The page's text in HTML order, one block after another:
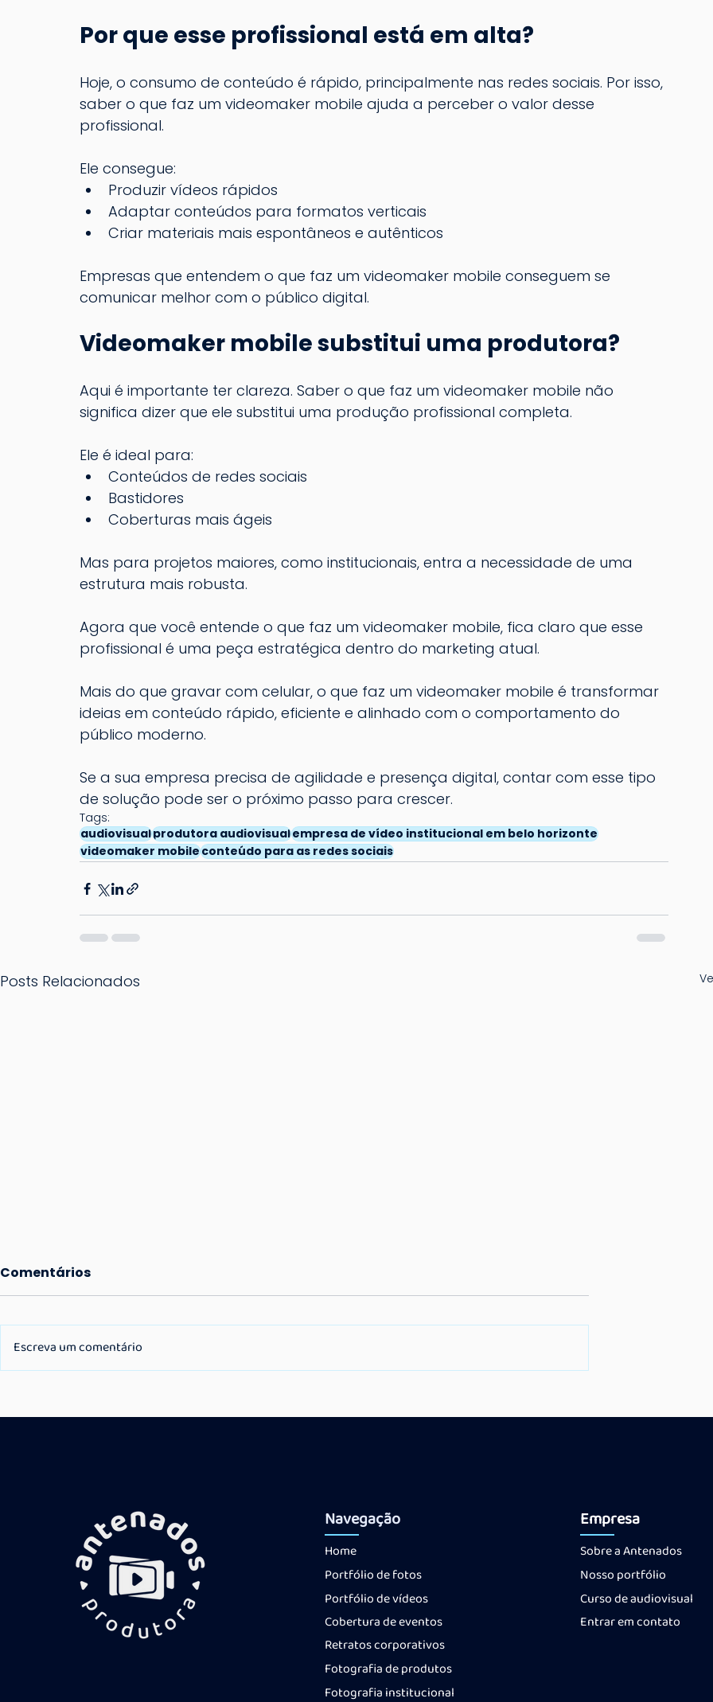
Por que esse profissional está em alta?
Hoje, o consumo de conteúdo é rápido, principalmente nas redes sociais. Por isso,
saber o que faz um videomaker mobile ajuda a perceber o valor desse
profissional.
Ele consegue:
Produzir vídeos rápidos
Adaptar conteúdos para formatos verticais
Criar materiais mais espontâneos e autênticos
Empresas que entendem o que faz um videomaker mobile conseguem se
comunicar melhor com o público digital.
Videomaker mobile substitui uma produtora?
Aqui é importante ter clareza. Saber o que faz um videomaker mobile não
significa dizer que ele substitui uma produção profissional completa.
Ele é ideal para:
Conteúdos de redes sociais
Bastidores
Coberturas mais ágeis
Mas para projetos maiores, como institucionais, entra a necessidade de uma
estrutura mais robusta.
Agora que você entende o que faz um videomaker mobile, fica claro que esse
profissional é uma peça estratégica dentro do marketing atual.
Mais do que gravar com celular, o que faz um videomaker mobile é transformar
ideias em conteúdo rápido, eficiente e alinhado com o comportamento do
público moderno.
Se a sua empresa precisa de agilidade e presença digital, contar com esse tipo
de solução pode ser o próximo passo para crescer.
Tags:
audiovisualprodutora audiovisualempresa de vídeo institucional em belo horizonte
videomaker mobileconteúdo para as redes sociais
Posts Relacionados
cobertura de evento
Comunicação: o braço
Comentários
Escreva um comentário
Navegação
Home
Portfóliode fotos
Portfóliode vídeos
Cobertura de eventos
Empresa
Sobre a Antenados
Nosso portfólio
Curso de audiovisual
Entrar em contato
Retratos corporativos
Fotografia de produtos
Fotografia institucional